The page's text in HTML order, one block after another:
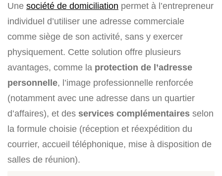
Une société de domiciliation permet à l’entrepreneur
individuel d’utiliser une adresse commerciale
comme siège de son activité, sans y exercer
physiquement. Cette solution offre plusieurs
avantages, comme la protection de l’adresse
personnelle, l’image professionnelle renforcée
(notamment avec une adresse dans un quartier
d’affaires), et des services complémentaires selon
la formule choisie (réception et réexpédition du
courrier, accueil téléphonique, mise à disposition de
salles de réunion).